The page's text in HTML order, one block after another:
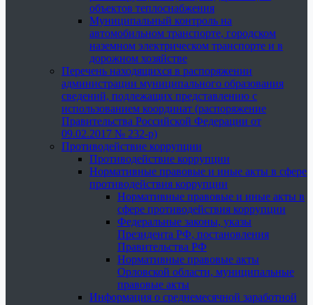
объектов теплоснабжения
Муниципальный контроль на
автомобильном транспорте, городском
наземном электрическом транспорте и в
дорожном хозяйстве
Перечень находящихся в распоряжении
администрации муниципального образования
сведений, подлежащих представлению с
использованием координат (распоряжение
Правительства Российской Федерации от
09.02.2017 № 232-р)
Противодействие коррупции
Противодействие коррупции
Нормативные правовые и иные акты в сфере
противодействия коррупции
Нормативные правовые и иные акты в
сфере противодействия коррупции
Федеральные законы, указы
Президента РФ, постановления
Правительства РФ
Нормативные правовые акты
Орловской области, муниципальные
правовые акты
Информация о среднемесячной заработной